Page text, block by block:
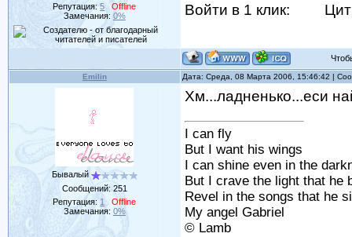
Репутация:5
Offline
Замечания: 0% Войти в 1 клик:
Emilin Дата: Среда, 08 Марта 2006, 15:46:42 |
Бывалый
Сообщений: 251
Репутация: 1
Offline
Замечания: 0%
Хм...ладненько...еси
I can fly
But I want his wings
I can shine even in the
But I crave the light that he
Revel in the songs that he
My angel Gabriel
© Lamb